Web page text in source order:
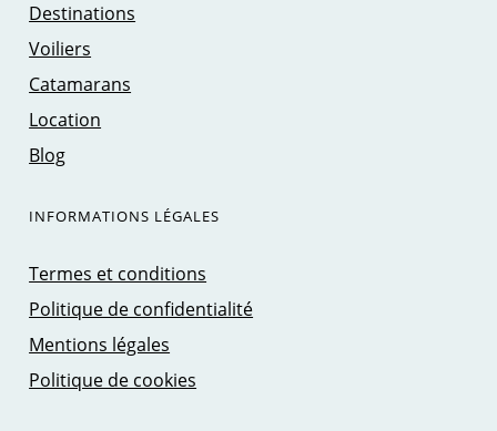
Destinations
Voiliers
Catamarans
Location
Blog
INFORMATIONS LÉGALES
Termes et conditions
Politique de confidentialité
Mentions légales
Politique de cookies